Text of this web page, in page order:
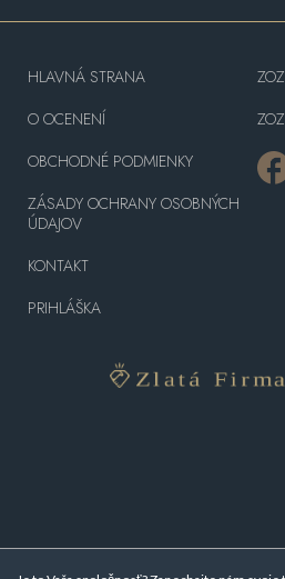
HLAVNÁ STRANA
O OCENENÍ
OBCHODNÉ PODMIENKY
ZÁSADY OCHRANY OSOBNÝCH
ÚDAJOV
KONTAKT
PRIHLÁŠKA